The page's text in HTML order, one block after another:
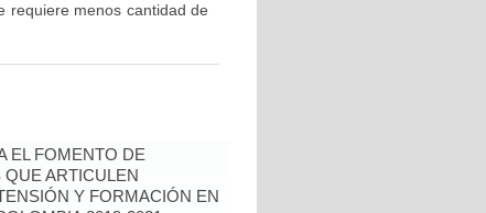
requiere menos cantidad de
EL FOMENTO DE
ARTICULEN
Y FORMACIÓN EN